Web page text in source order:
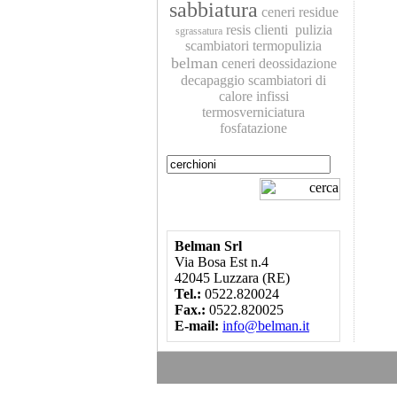
sabbiatura ceneri residue
sgrassatura resis clienti pulizia
scambiatori termopulizia
belman ceneri deossidazione
decapaggio scambiatori di
calore infissi
termosverniciatura
fosfatazione
Belman Srl
Via Bosa Est n.4
42045 Luzzara (RE)
Tel.: 0522.820024
Fax.: 0522.820025
E-mail: info@belman.it